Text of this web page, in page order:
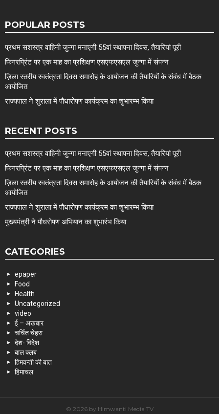
POPULAR POSTS
प्रथम सशस्त्र वाहिनी जुन्गा मनाएगी 55वां स्थापना दिवस, तैयारियां पूरी
फिंगरप्रिंट पर एक माह का प्रशिक्षण एसएफएसएल जुन्गा में संपन्न
ज़िला स्तरीय स्वतंत्रता दिवस समारोह के आयोजन की तैयारियों के संबंध में बैठक
आयोजित
राज्यपाल ने शुराला में पौधारोपण कार्यक्रम का शुभारम्भ किया
RECENT POSTS
प्रथम सशस्त्र वाहिनी जुन्गा मनाएगी 55वां स्थापना दिवस, तैयारियां पूरी
फिंगरप्रिंट पर एक माह का प्रशिक्षण एसएफएसएल जुन्गा में संपन्न
ज़िला स्तरीय स्वतंत्रता दिवस समारोह के आयोजन की तैयारियों के संबंध में बैठक
आयोजित
राज्यपाल ने शुराला में पौधारोपण कार्यक्रम का शुभारम्भ किया
मुख्यमंत्री ने पौधरोपण अभियान का शुभारंभ किया
CATEGORIES
epaper
Food
Health
Uncategorized
video
ई – अखबार
चर्चित चेहरा
देश- विदेश
बाल क्लब
हिमवन्ती की बात
हिमाचल
© 2026 by Himwanti Media TV